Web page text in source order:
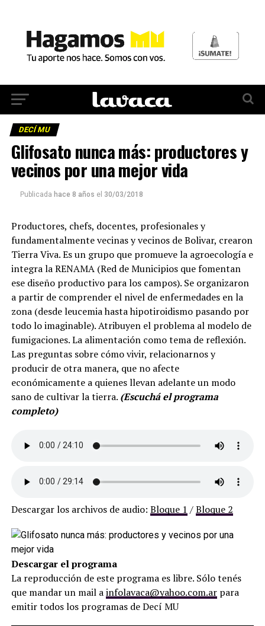
DECÍ MU
Glifosato nunca más: productores y
vecinos por una mejor vida
Publicada hace 8 años el 30/03/2018
Productores, chefs, docentes, profesionales y
fundamentalmente vecinas y vecinos de Bolivar, crearon
Tierra Viva. Es un grupo que promueve la agroecología e
integra la RENAMA (Red de Municipios que fomentan
ese diseño productivo para los campos). Se organizaron
a partir de comprender el nivel de enfermedades en la
zona (desde leucemia hasta hipotiroidismo pasando por
todo lo imaginable). Atribuyen el problema al modelo de
fumigaciones. La alimentación como tema de reflexión.
Las preguntas sobre cómo vivir, relacionarnos y
producir de otra manera, que no afecte
económicamente a quienes llevan adelante un modo
sano de cultivar la tierra. (Escuchá el programa
completo)
Descargar los archivos de audio: Bloque 1 /Bloque 2
Descargar el programa
La reproducción de este programa es libre. Sólo tenés
que mandar un mail ainfolavaca@yahoo.com.arpara
emitir todos los programas de Decí MU